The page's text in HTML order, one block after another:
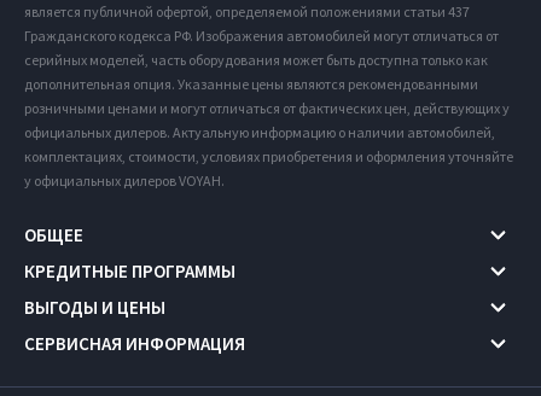
является публичной офертой, определяемой положениями статьи 437
Гражданского кодекса РФ. Изображения автомобилей могут отличаться от
серийных моделей, часть оборудования может быть доступна только как
дополнительная опция. Указанные цены являются рекомендованными
розничными ценами и могут отличаться от фактических цен, действующих у
официальных дилеров. Актуальную информацию о наличии автомобилей,
комплектациях, стоимости, условиях приобретения и оформления уточняйте
у официальных дилеров VOYAH.
ОБЩЕЕ
КРЕДИТНЫЕ ПРОГРАММЫ
ВЫГОДЫ И ЦЕНЫ
СЕРВИСНАЯ ИНФОРМАЦИЯ